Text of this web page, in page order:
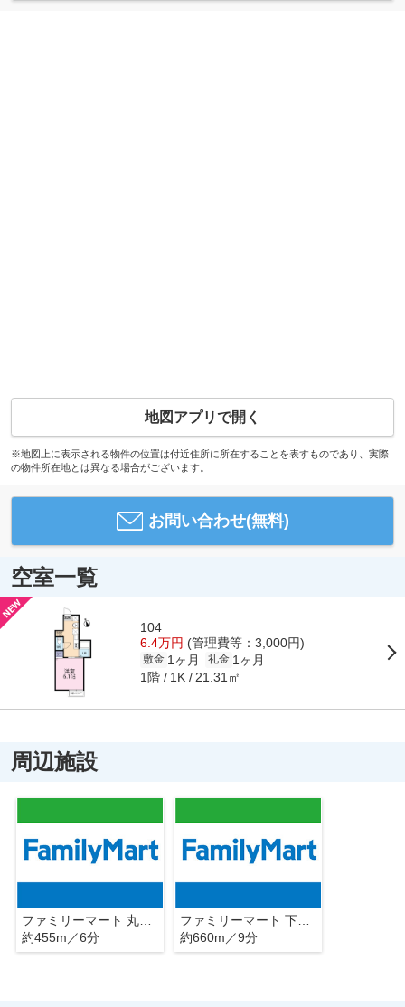
地図アプリで開く
※地図上に表示される物件の位置は付近住所に所在することを表すものであり、実際
の物件所在地とは異なる場合がございます。
お問い合わせ(無料)
空室一覧
104
6.4万円 (管理費等：3,000円)
敷金 1ヶ月 礼金 1ヶ月
1階 1K 21.31㎡
周辺施設
ファミリーマート 丸萬上井草店
約455m／6分
ファミリーマート 下石神井一丁目店
約660m／9分